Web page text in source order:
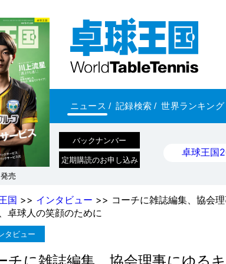
ニュース / 記録検索 / 世界ランキング
売
バックナンバー
定期購読のお申し込み
卓球王国
国 >> インタビュー >> コーチに雑誌編集、協会
卓球人の笑顔のために
タビュー